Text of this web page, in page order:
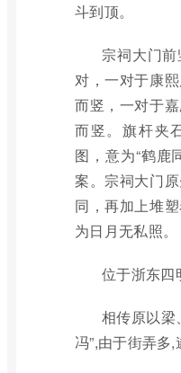
斗到顶。
宗祠大门
对，一对于康
而竖，一对于
而竖。旗杆夹
图，意为“鹤鹿
案。宗祠大门
同，再加上堆
为日月无私照。
位于浙东四
相传原以梁
冯”,由于街弄多,